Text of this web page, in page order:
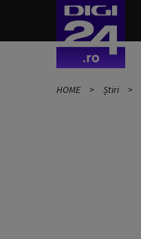
HOME Știri